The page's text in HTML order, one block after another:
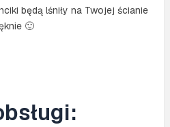
będą lśniły na Twojej ścianie
🙂